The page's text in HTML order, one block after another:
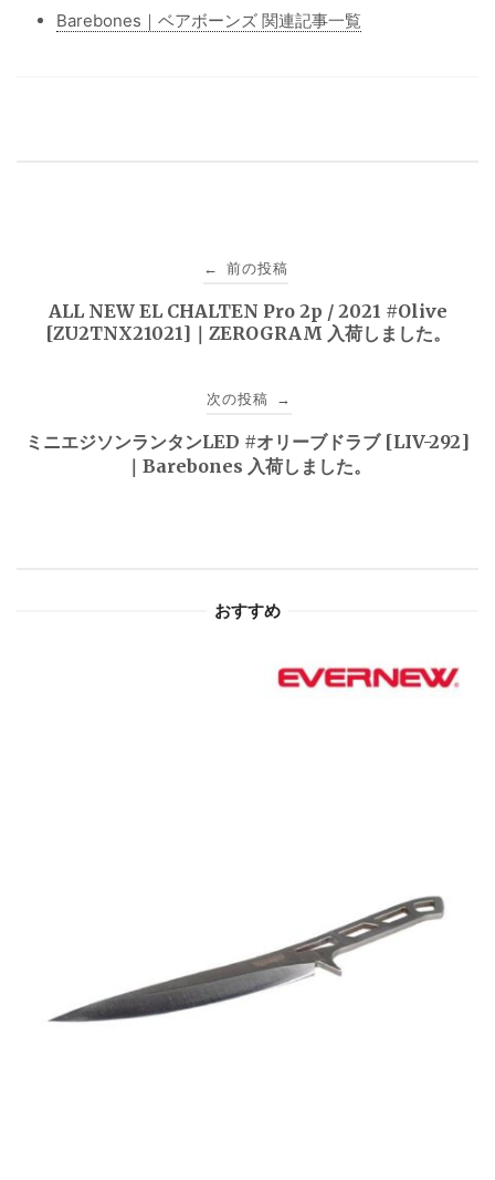
Barebones｜ベアボーンズ 関連記事一覧
ゲ
← 前の投稿
ALL NEW EL CHALTEN Pro 2p / 2021 #Olive
[ZU2TNX21021]｜ZEROGRAM 入荷しました。
次の投稿 →
ミニエジソンランタンLED #オリーブドラブ [LIV-292]
｜Barebones 入荷しました。
おすすめ